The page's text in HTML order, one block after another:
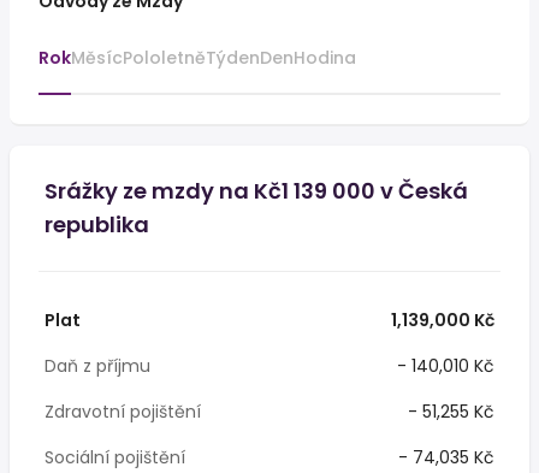
RokMěsícPololetněTýdenDenHodina
Srážky ze mzdy na Kč1 139 000 v Česká
republika
Plat
1,139,000 Kč
Daň z příjmu
- 140,010 Kč
Zdravotní pojištění
- 51,255 Kč
Sociální pojištění
- 74,035 Kč